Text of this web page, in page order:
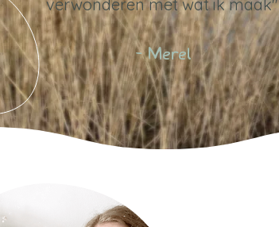
verwonderen met wat ik maak"
- Merel